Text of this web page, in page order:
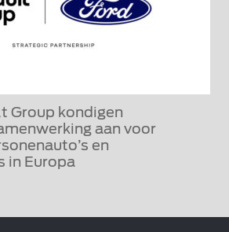
Group kondigen
aan voor
en
in Europa